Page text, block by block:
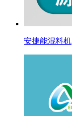
安捷能混料机